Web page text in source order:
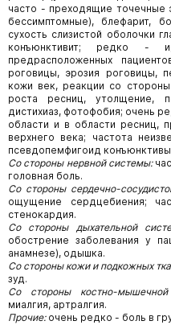
часто - преходящие точечные
бессимптомные), блефарит,
сухость слизистой оболочки
конъюнктивит; редко -
предрасположенных
роговицы, эрозия роговицы,
кожи век, реакции со
роста ресниц, утолщение,
дистихиаз, фотофобия; очень
области и в области ресниц,
верхнего века; частота
псевдопемфигоид
Со стороны нервной системы:
головная боль.
Со стороны сердечно-
ощущение сердцебиения;
стенокардия.
Со стороны дыхательной
обострение заболевания у
анамнезе), одышка.
Со стороны кожи и подкожных
зуд.
Со стороны костно-
миалгия, артралгия.
Прочие:очень редко - боль в